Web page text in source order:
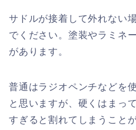
サドルが接着して外れない
でください。塗装やラミネ
があります。
普通はラジオペンチなどを
と思いますが、硬くはまっ
すぎると割れてしまうこと